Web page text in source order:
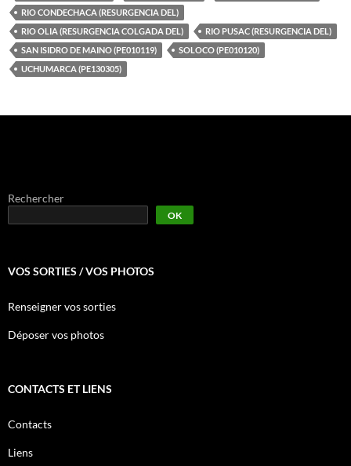
RIO CONDECHACA (RESURGENCIA DEL)
RIO OLIA (RESURGENCIA COLGADA DEL)
RIO PUSAC (RESURGENCIA DEL)
SAN ISIDRO DE MAINO (PE010119)
SOLOCO (PE010120)
UCHUMARCA (PE130305)
Rechercher
OK
VOS SORTIES / VOS PHOTOS
Renseigner vos sorties
Déposer vos photos
CONTACTS ET LIENS
Contacts
Liens